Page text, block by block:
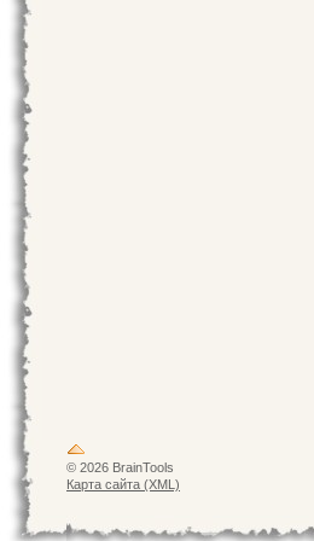
© 2026 BrainTools
Карта сайта (XML)